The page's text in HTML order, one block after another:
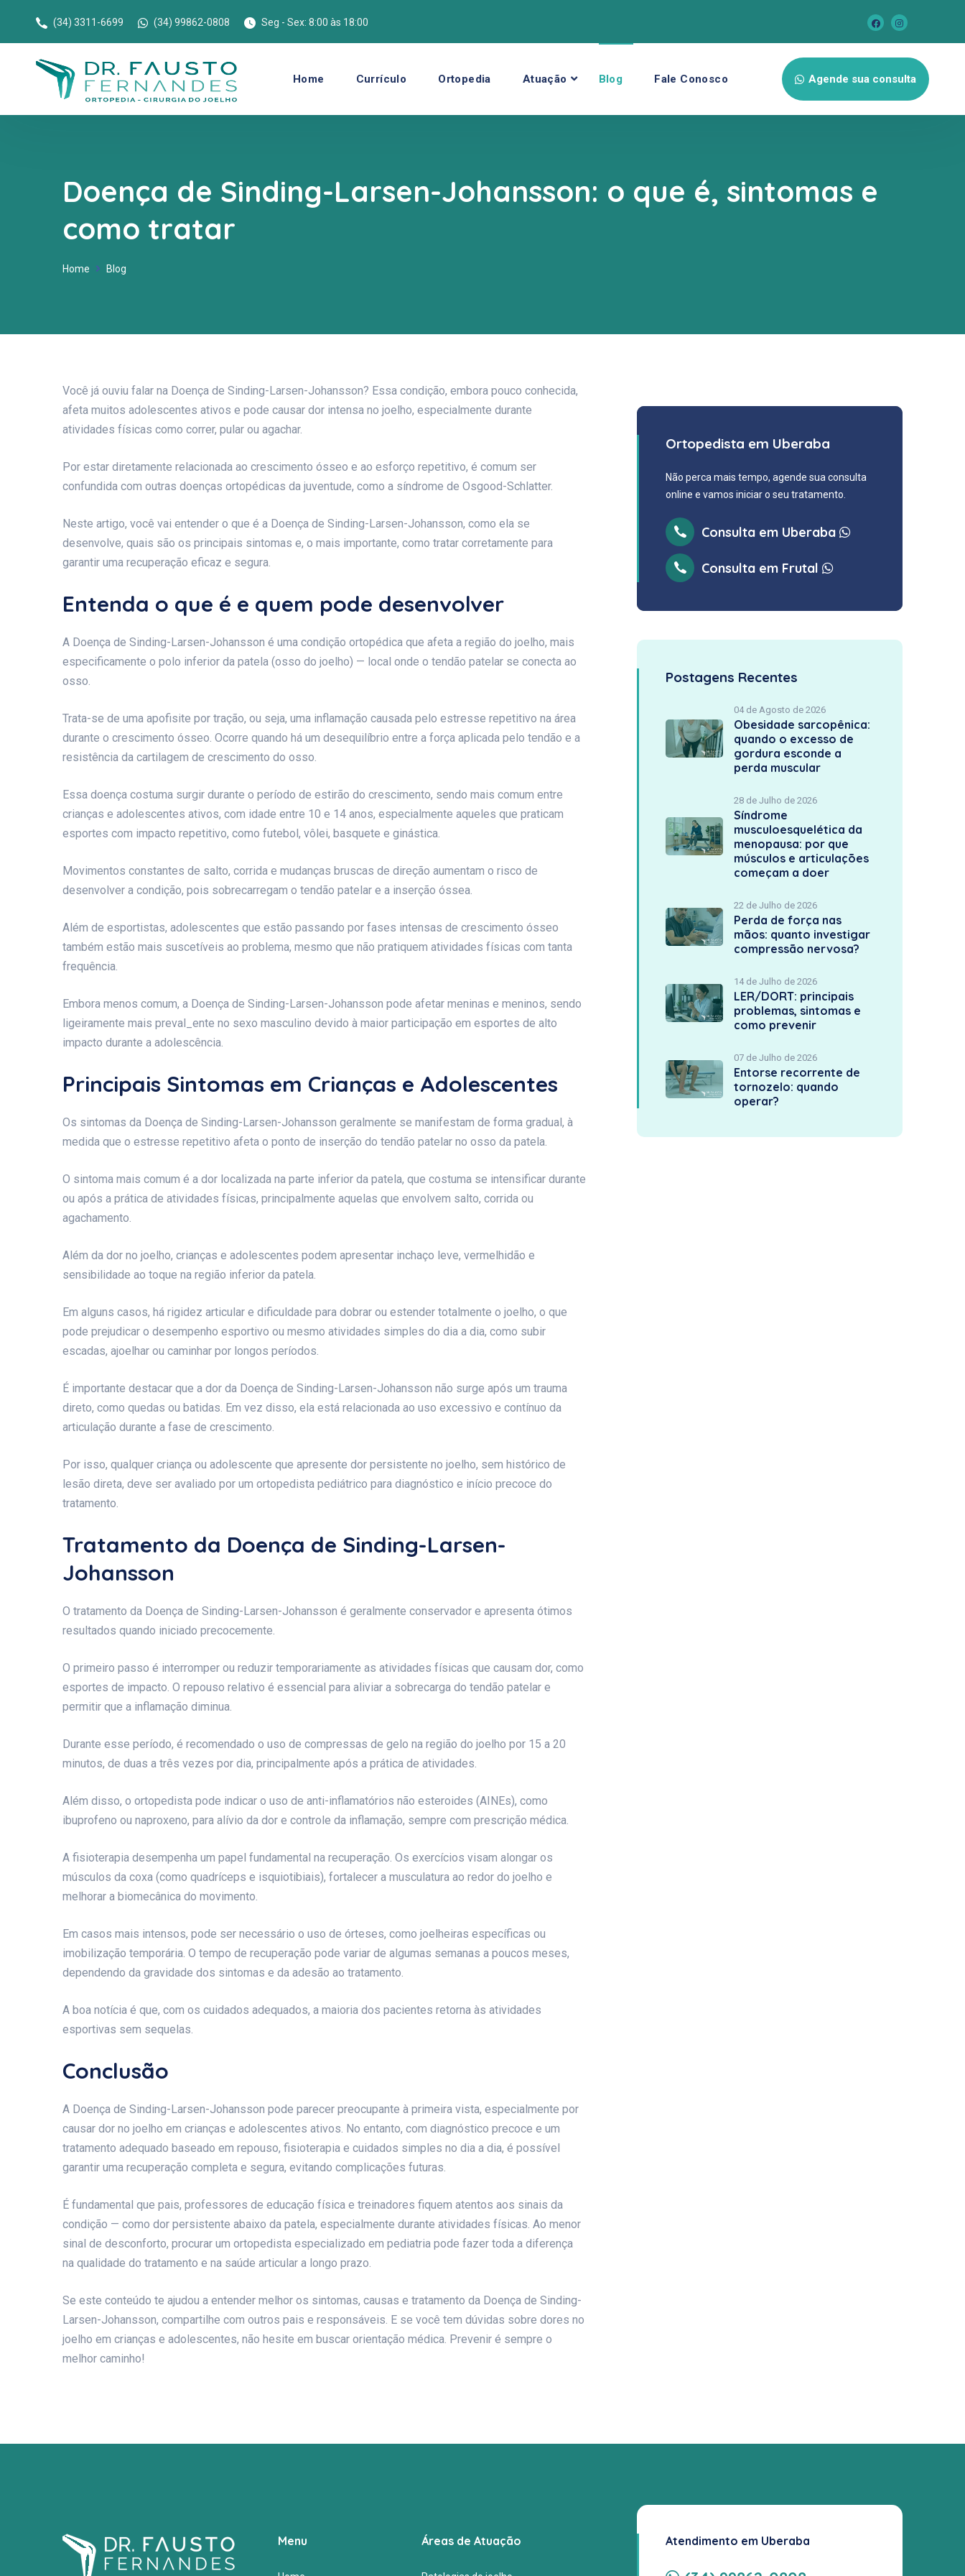
(34) 3311-6699 (34) 99862-0808 Seg - Sex: 8:00 às 18:00
Home Currículo Ortopedia Atuação Blog Fale Conosco Agende sua consulta
Doença de Sinding-Larsen-Johansson: o que é, sintomas e
como tratar
Home Blog
Você já ouviu falar na Doença de Sinding-Larsen-Johansson? Essa condição, embora pouco conhecida,
afeta muitos adolescentes ativos e pode causar dor intensa no joelho, especialmente durante
atividades físicas como correr, pular ou agachar.
Por estar diretamente relacionada ao crescimento ósseo e ao esforço repetitivo, é comum ser
confundida com outras doenças ortopédicas da juventude, como a síndrome de Osgood-Schlatter.
Neste artigo, você vai entender o que é a Doença de Sinding-Larsen-Johansson, como ela se
desenvolve, quais são os principais sintomas e, o mais importante, como tratar corretamente para
garantir uma recuperação eficaz e segura.
Entenda o que é e quem pode desenvolver
A Doença de Sinding-Larsen-Johansson é uma condição ortopédica que afeta a região do joelho, mais
especificamente o polo inferior da patela (osso do joelho) — local onde o tendão patelar se conecta ao
osso.
Trata-se de uma apofisite por tração, ou seja, uma inflamação causada pelo estresse repetitivo na área
durante o crescimento ósseo. Ocorre quando há um desequilíbrio entre a força aplicada pelo tendão e a
resistência da cartilagem de crescimento do osso.
Essa doença costuma surgir durante o período de estirão do crescimento, sendo mais comum entre
crianças e adolescentes ativos, com idade entre 10 e 14 anos, especialmente aqueles que praticam
esportes com impacto repetitivo, como futebol, vôlei, basquete e ginástica.
Movimentos constantes de salto, corrida e mudanças bruscas de direção aumentam o risco de
desenvolver a condição, pois sobrecarregam o tendão patelar e a inserção óssea.
Além de esportistas, adolescentes que estão passando por fases intensas de crescimento ósseo
também estão mais suscetíveis ao problema, mesmo que não pratiquem atividades físicas com tanta
frequência.
Embora menos comum, a Doença de Sinding-Larsen-Johansson pode afetar meninas e meninos, sendo
ligeiramente mais preval_ente no sexo masculino devido à maior participação em esportes de alto
impacto durante a adolescência.
Principais Sintomas em Crianças e Adolescentes
Os sintomas da Doença de Sinding-Larsen-Johansson geralmente se manifestam de forma gradual, à
medida que o estresse repetitivo afeta o ponto de inserção do tendão patelar no osso da patela.
O sintoma mais comum é a dor localizada na parte inferior da patela, que costuma se intensificar durante
ou após a prática de atividades físicas, principalmente aquelas que envolvem salto, corrida ou
agachamento.
Além da dor no joelho, crianças e adolescentes podem apresentar inchaço leve, vermelhidão e
sensibilidade ao toque na região inferior da patela.
Em alguns casos, há rigidez articular e dificuldade para dobrar ou estender totalmente o joelho, o que
pode prejudicar o desempenho esportivo ou mesmo atividades simples do dia a dia, como subir
escadas, ajoelhar ou caminhar por longos períodos.
É importante destacar que a dor da Doença de Sinding-Larsen-Johansson não surge após um trauma
direto, como quedas ou batidas. Em vez disso, ela está relacionada ao uso excessivo e contínuo da
articulação durante a fase de crescimento.
Por isso, qualquer criança ou adolescente que apresente dor persistente no joelho, sem histórico de
lesão direta, deve ser avaliado por um ortopedista pediátrico para diagnóstico e início precoce do
tratamento.
Tratamento da Doença de Sinding-Larsen-
Johansson
O tratamento da Doença de Sinding-Larsen-Johansson é geralmente conservador e apresenta ótimos
resultados quando iniciado precocemente.
O primeiro passo é interromper ou reduzir temporariamente as atividades físicas que causam dor, como
esportes de impacto. O repouso relativo é essencial para aliviar a sobrecarga do tendão patelar e
permitir que a inflamação diminua.
Durante esse período, é recomendado o uso de compressas de gelo na região do joelho por 15 a 20
minutos, de duas a três vezes por dia, principalmente após a prática de atividades.
Além disso, o ortopedista pode indicar o uso de anti-inflamatórios não esteroides (AINEs), como
ibuprofeno ou naproxeno, para alívio da dor e controle da inflamação, sempre com prescrição médica.
A fisioterapia desempenha um papel fundamental na recuperação. Os exercícios visam alongar os
músculos da coxa (como quadríceps e isquiotibiais), fortalecer a musculatura ao redor do joelho e
melhorar a biomecânica do movimento.
Em casos mais intensos, pode ser necessário o uso de órteses, como joelheiras específicas ou
imobilização temporária. O tempo de recuperação pode variar de algumas semanas a poucos meses,
dependendo da gravidade dos sintomas e da adesão ao tratamento.
A boa notícia é que, com os cuidados adequados, a maioria dos pacientes retorna às atividades
esportivas sem sequelas.
Conclusão
A Doença de Sinding-Larsen-Johansson pode parecer preocupante à primeira vista, especialmente por
causar dor no joelho em crianças e adolescentes ativos. No entanto, com diagnóstico precoce e um
tratamento adequado baseado em repouso, fisioterapia e cuidados simples no dia a dia, é possível
garantir uma recuperação completa e segura, evitando complicações futuras.
É fundamental que pais, professores de educação física e treinadores fiquem atentos aos sinais da
condição — como dor persistente abaixo da patela, especialmente durante atividades físicas. Ao menor
sinal de desconforto, procurar um ortopedista especializado em pediatria pode fazer toda a diferença
na qualidade do tratamento e na saúde articular a longo prazo.
Se este conteúdo te ajudou a entender melhor os sintomas, causas e tratamento da Doença de Sinding-
Larsen-Johansson, compartilhe com outros pais e responsáveis. E se você tem dúvidas sobre dores no
joelho em crianças e adolescentes, não hesite em buscar orientação médica. Prevenir é sempre o
melhor caminho!
Ortopedista em Uberaba
Não perca mais tempo, agende sua consulta
online e vamos iniciar o seu tratamento.
Consulta em Uberaba
Consulta em Frutal
Postagens Recentes
04 de Agosto de 2026
Obesidade sarcopênica:
quando o excesso de
gordura esconde a
perda muscular
28 de Julho de 2026
Síndrome
musculoesquelética da
menopausa: por que
músculos e articulações
começam a doer
22 de Julho de 2026
Perda de força nas
mãos: quanto investigar
compressão nervosa?
14 de Julho de 2026
LER/DORT: principais
problemas, sintomas e
como prevenir
07 de Julho de 2026
Entorse recorrente de
tornozelo: quando
operar?
Menu Áreas de Atuação Atendimento em Uberaba